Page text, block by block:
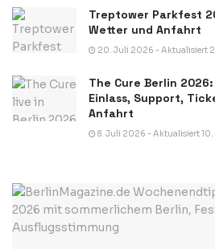
Treptower Parkfest
Wetter und Anfahrt
20. Juli 2026 - Aktualisiert
The Cure Berlin
Einlass, Support,
Anfahrt
8. Juli 2026 - Aktualisiert